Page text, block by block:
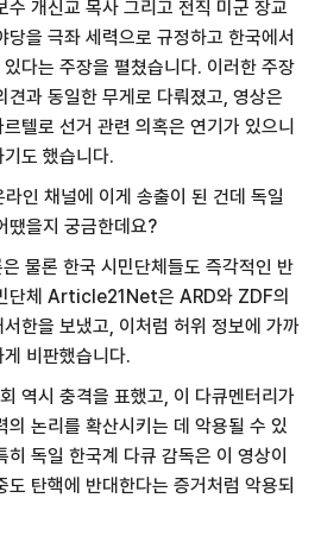
수 개신교 목사 그리고 전직 미군 장교
을 극좌 세력으로 규정하고 한국에서
다는 주장을 펼쳤습니다. 이러한 주장
견과 동일한 무게로 다뤄졌고, 영상은
텔로 선거 관련 의혹은 연기가 있으니
도 했습니다.
인 채널에 이게 송출이 된 건데 독일
땠을지 궁금한데요?
물론 한국 시민단체들도 즉각적인 반
단체 Article21Net은 ARD와 ZDF의
한을 보냈고, 이처럼 허위 정보에 가까
비판했습니다.
역시 충격을 표했고, 이 다큐멘터리가
의 논리를 확산시키는 데 악용될 수 있
히 독일 한국계 다큐 감독은 이 영상이
도 탄핵에 반대한다는 증거처럼 악용되